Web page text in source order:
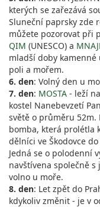
kterých se zařezává
Sluneční paprsky zde
můžete pozorovat při
QIM (UNESCO) a
mladší doby
poli a mořem.
6. den: Volný den u
7. den: MOSTA - leží
kostel Nanebevzetí
světě o průměru 52m.
bomba, která prolétla
dělníci ve Škodovce
Jedná se o polodenní
navštívena společně
volno u moře.
8. den: Let zpět do
kdykoliv změnit - je v